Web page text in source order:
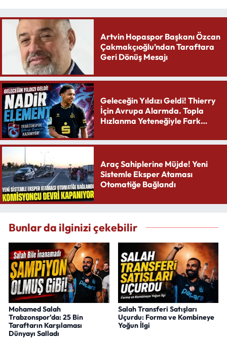
Artvin Hopaspor Başkanı Özcan
Çakmakçıoğlu’ndan Taraftara
Geri Dönüş Mesajı
Geleceğin Yıldızı Geldi! Thierry
İçin Avrupa Alarmda. Topla
Hızlanma Yeteneğiyle Fark
Araç Sahiplerine Müjde! Yeni
Sistemle Eksper Ataması
Otomatiğe Bağlandı
Bunlar da ilginizi çekebilir
Mohamed Salah
Trabzonspor’da: 25 Bin
Taraftarın Karşılaması
Dünyayı Salladı
Salah Transferi Satışları
Uçurdu: Forma ve Kombineye
Yoğun İlgi